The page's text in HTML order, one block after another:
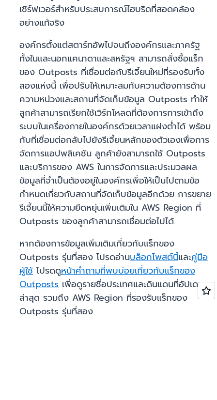
เซิร์ฟเวอร์สำหรับประสบการณ์ไฮบริดที่สอดคล้อง
อย่างแท้จริง
องค์กรตั้งแต่สตาร์ทอัพไปจนถึงองค์กรและภาครัฐ
ทั้งในและนอกแคนาดาและสหรัฐฯ สามารถสั่งซื้อแร็ก
ของ Outposts ที่เชื่อมต่อกับรีเจี้ยนใหม่ที่รองรับทั้ง
สองแห่งนี้ เพื่อปรับให้เหมาะสมกับความต้องการด้าน
ความหน่วงและสถานที่จัดเก็บข้อมูล Outposts ทำให้
ลูกค้าสามารถเรียกใช้เวิร์กโหลดที่ต้องการการเข้าถึง
ระบบในเครื่องภายในองค์กรด้วยเวลาแฝงต่ำได้ พร้อม
กับที่เชื่อมต่อกลับไปยังรีเจี้ยนหลักของตัวเองเพื่อการ
จัดการแอปพลิเคชัน ลูกค้ายังสามารถใช้ Outposts
และบริการของ AWS ในการจัดการและประมวลผล
ข้อมูลที่จำเป็นต้องอยู่ในองค์กรเพื่อให้เป็นไปตามข้อ
กำหนดเกี่ยวกับสถานที่จัดเก็บข้อมูลอีกด้วย การขยาย
รีเจี้ยนนี้ให้ความยืดหยุ่นเพิ่มเติมใน AWS Region ที่
Outposts ของลูกค้าสามารถเชื่อมต่อไปได้
หากต้องการข้อมูลเพิ่มเติมเกี่ยวกับแร็กของ
Outposts รุ่นที่สอง โปรดอ่านบล็อกโพสต์นี้และคู่มือ
ผู้ใช้ โปรดดูหน้าคำถามที่พบบ่อยเกี่ยวกับแร็กของ
Outposts เพื่อดูรายชื่อประเทศและดินแดนที่อัปเดต
ล่าสุด รวมถึง AWS Region ที่รองรับแร็กของ
Outposts รุ่นที่สอง